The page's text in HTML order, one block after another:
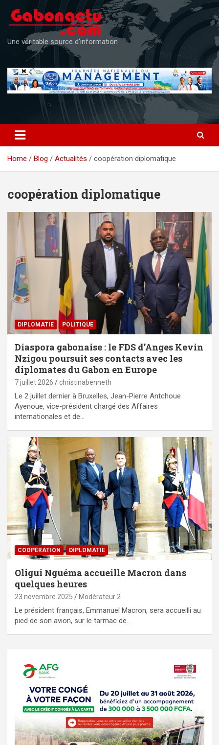
content
Une véritable source d'information
Home Blog Actualités coopération diplomatique
coopération diplomatique
DIPLOMATIE POLITIQUE
Diaspora gabonaise : le FDS d’Anges Kevin
Nzigou poursuit ses contacts avec les
diplomates du Gabon en Europe
7 juillet 2026 christinabenneth
Le 2 juillet dernier à Bruxelles, Jean-Pierre Antchoue
Ayenoue, vice-président chargé des Affaires
internationales et de…
⁠COOPÉRATION DIPLOMATIE
Oligui Nguéma accueille Macron dans
quelques heures
23 novembre 2025 Modérateur 2
Le président français, Emmanuel Macron, sera accueilli au
pied de son avion, sur le tarmac de…